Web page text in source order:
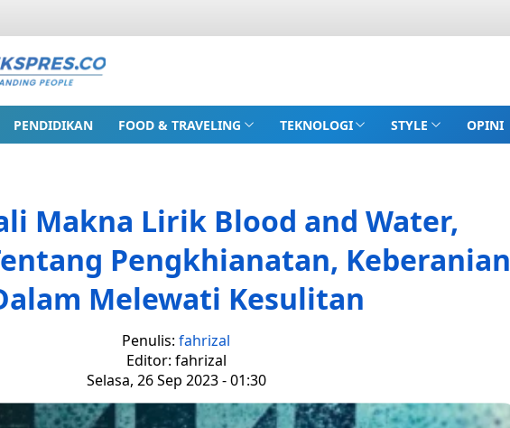
PENDIDIKAN FOOD & TRAVELING TEKNOLOGI STYLE OPINI
Makna Lirik Blood and Water,
Pengkhianatan, Keberanian
Melewati Kesulitan
Penulis: fahrizal
Editor: fahrizal
Selasa, 26 Sep 2023 - 01:30